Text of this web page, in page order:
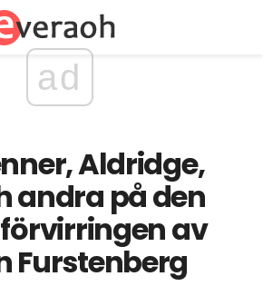
ad
Aldridge,
andra på den
av
Furstenberg